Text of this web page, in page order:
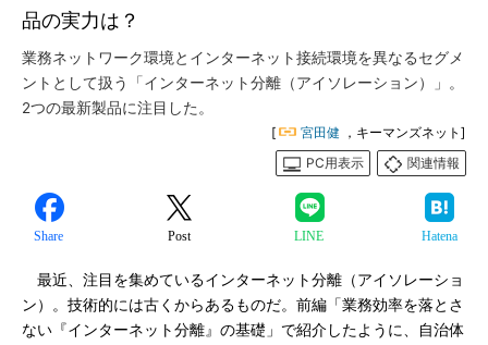
品の実力は？
業務ネットワーク環境とインターネット接続環境を異なるセグメ
ントとして扱う「インターネット分離（アイソレーション）」。
2つの最新製品に注目した。
[ 宮田健 ，キーマンズネット]
PC用表示
関連情報
Share Post LINE Hatena
最近、注目を集めているインターネット分離（アイソレーショ
ン）。技術的には古くからあるものだ。前編「業務効率を落とさ
ない『インターネット分離』の基礎」で紹介したように、自治体